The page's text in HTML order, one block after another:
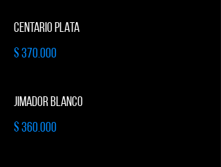
CENTARIO PLATA
$ 370.000
JIMADOR BLANCO
$ 360.000